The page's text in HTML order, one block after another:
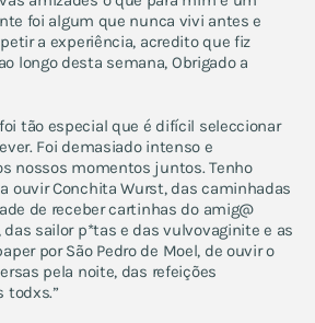
foi algum que nunca vivi antes e
a experiência, acredito que fiz
longo desta semana, Obrigado a
tão especial que é difícil seleccionar
Foi demasiado intenso e
nossos momentos juntos. Tenho
ouvir Conchita Wurst, das caminhadas
de receber cartinhas do amig@
das sailor p*tas e das vulvovaginite e as
por São Pedro de Moel, de ouvir o
pela noite, das refeições
todxs.”